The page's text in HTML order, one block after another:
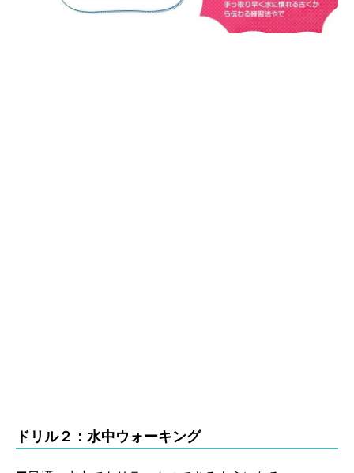
ドリル２：水中ウォーキング